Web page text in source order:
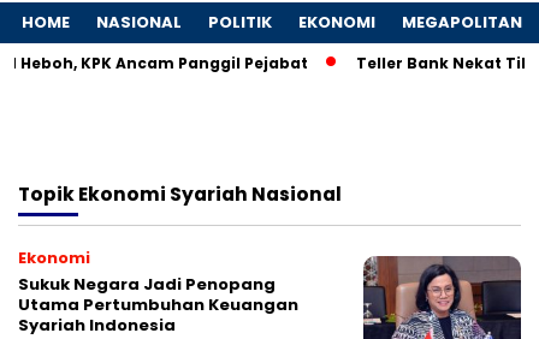
HOME NASIONAL POLITIK EKONOMI MEGAPOLITAN
KPK Ancam Panggil Pejabat Teller Bank Nekat
TopikEkonomi Syariah Nasional
Ekonomi
Sukuk Negara Jadi Penopang
Utama Pertumbuhan Keuangan
Syariah Indonesia